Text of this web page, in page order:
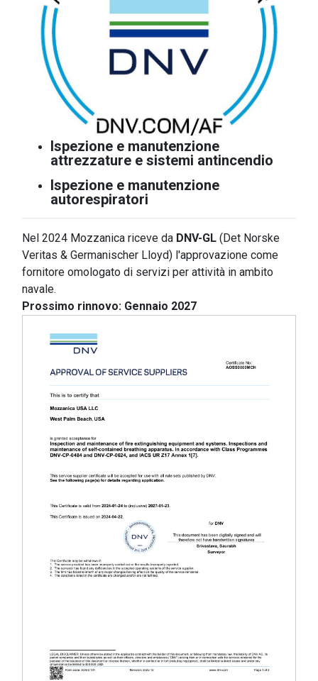
Ispezione e manutenzione
attrezzature e sistemi antincendio
Ispezione e manutenzione
autorespiratori
Nel 2024 Mozzanica riceve da DNV-GL (Det Norske
Veritas & Germanischer Lloyd) l'approvazione come
fornitore omologato di servizi per attività in ambito
navale.
Prossimo rinnovo: Gennaio 2027